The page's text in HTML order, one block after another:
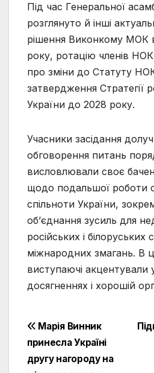
Під час Генеральної
розглянуто й інші
рішення Виконкому МОК
року, ротацію членів
про зміни до Статуту
затвердження Стратегії
України до 2028 року.
Учасники засідання
обговорення питань
висловлювали своє
щодо подальшої роботи
спільноти України,
об’єднання зусиль для
російських і білоруських
міжнародних змагань. В
виступаючі акцентували
досягненнях і хорошій
Навігація
записів
Марія Винник
принесла Україні
другу нагороду на